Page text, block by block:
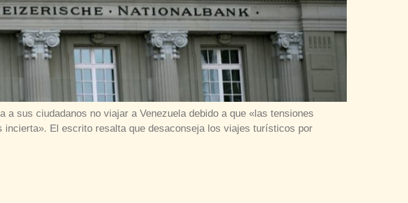
sus ciudadanos no viajar a Venezuela debido a que «las tensiones
El escrito resalta que desaconseja los viajes turísticos por